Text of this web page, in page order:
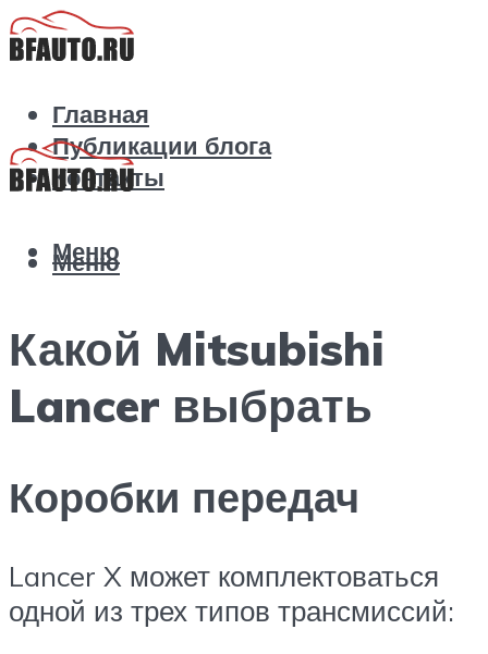
Главная
Публикации блога
Контакты
Меню
Меню
Какой Mitsubishi
Lancer выбрать
Коробки передач
Lancer X может комплектоваться
одной из трех типов трансмиссий: